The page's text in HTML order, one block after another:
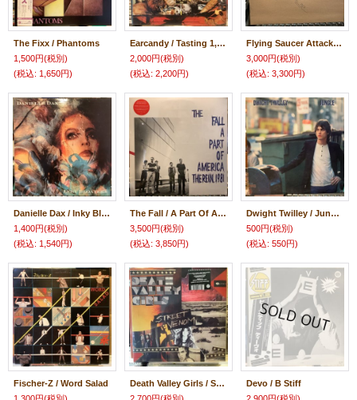
The Fixx / Phantoms
1,500円(税別)
(税込: 1,650円)
Earcandy / Tasting 1, 2, 3 Tasting
2,000円(税別)
(税込: 2,200円)
Flying Saucer Attack / Mirror
3,000円(税別)
(税込: 3,300円)
Danielle Dax / Inky Bloaters
1,400円(税別)
(税込: 1,540円)
The Fall / A Part Of America Therein, 1981
3,500円(税別)
(税込: 3,850円)
Dwight Twilley / Jungle
500円(税別)
(税込: 550円)
Fischer-Z / Word Salad
Death Valley Girls / Street Venom
Devo / B Stiff